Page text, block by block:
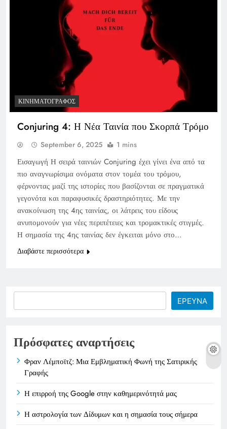
ΚΙΝΗΜΑΤΟΓΡΆΦΟΣ
Conjuring 4: Η Νέα Ταινία που Σκορπά Τρόμο
September 6, 2025 1 mins
Εισαγωγή Η σειρά ταινιών Conjuring έχει γίνει ένα από τα
πιο αναγνωρίσιμα ονόματα στον τομέα του τρόμου,
φέρνοντας μαζί της ιστορίες που βασίζονται σε πραγματικά
γεγονότα και παραφυσικές δραστηριότητες. Με την
ανακοίνωση της 4ης ταινίας, οι λάτρεις του είδους
ανυπομονούν για νέες περιπέτειες και τρομακτικές στιγμές.
Η σημασία της 4ης ταινίας δεν έγκειται μόνο στο…
Διαβάστε περισσότερα
ΕΡΕΥΝΑ
Πρόσφατες αναρτήσεις
Φραν Λέμποϊτζ: Μια Εμβληματική Φωνή της Σατιρικής
Γραφής
Η επιρροή της Google στην καθημερινότητά μας
Η αστρολογία των Δίδυμων και η σημασία τους σήμερα